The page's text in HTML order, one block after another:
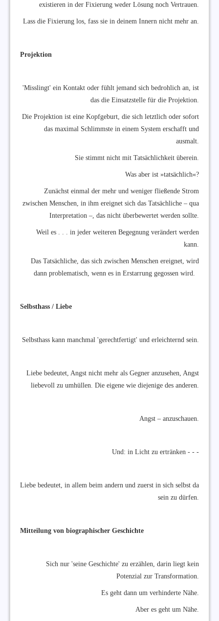
existieren in der Fixierung weder Lösung noch Vertrauen.
Lass die Fixierung los, fass sie in deinem Innern nicht mehr an.
Projektion
'Misslingt' ein Kontakt oder fühlt jemand sich bedrohlich an, ist
das die Einsatzstelle für die Projektion.
Die Projektion ist eine Kopfgeburt, die sich letztlich oder sofort
das maximal Schlimmste in einem System erschafft und
ausmalt.
Sie stimmt nicht mit Tatsächlichkeit überein.
Was aber ist »tatsächlich«?
Zunächst einmal der mehr und weniger fließende Strom
zwischen Menschen, in ihm ereignet sich das Tatsächliche – qua
Interpretation –, das nicht überbewertet werden sollte.
Weil es . . . in jeder weiteren Begegnung verändert werden
kann.
Das Tatsächliche, das sich zwischen Menschen ereignet, wird
dann problematisch, wenn es in Erstarrung gegossen wird.
Selbsthass / Liebe
Selbsthass kann manchmal 'gerechtfertigt' und erleichternd sein.
Liebe bedeutet, Angst nicht mehr als Gegner anzusehen, Angst
liebevoll zu umhüllen. Die eigene wie diejenige des anderen.
Angst – anzuschauen.
Und: in Licht zu ertränken - - -
Liebe bedeutet, in allem beim andern und zuerst in sich selbst da
sein zu dürfen.
Mitteilung von biographischer Geschichte
Sich nur 'seine Geschichte' zu erzählen, darin liegt kein
Potenzial zur Transformation.
Es geht dann um verhinderte Nähe.
Aber es geht um Nähe.